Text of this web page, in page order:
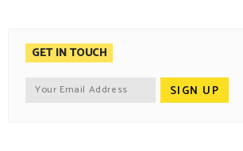
GET IN TOUCH